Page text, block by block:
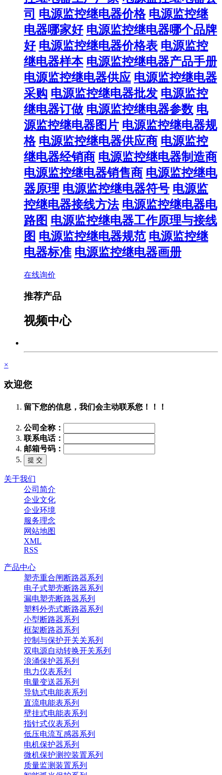
司 电源监控继电器价格 电源监控继
电器哪家好 电源监控继电器哪个品牌
好 电源监控继电器价格表 电源监控
继电器样本 电源监控继电器产品手册
电源监控继电器供应 电源监控继电器
采购 电源监控继电器批发 电源监控
继电器订做 电源监控继电器参数 电
源监控继电器图片 电源监控继电器规
格 电源监控继电器供应商 电源监控
继电器经销商 电源监控继电器制造商
电源监控继电器销售商 电源监控继电
器原理 电源监控继电器符号 电源监
控继电器接线方法 电源监控继电器电
路图 电源监控继电器工作原理与接线
图 电源监控继电器规范 电源监控继
电器标准 电源监控继电器画册
在线询价
推荐产品
视频中心
×
欢迎您
留下您的信息，我们会主动联系您！！！
公司全称：
联系电话：
邮箱号码：
关于我们
公司简介
企业文化
企业环境
服务理念
网站地图
XML
RSS
产品中心
塑壳重合闸断路器系列
电子式塑壳断路器系列
漏电塑壳断路器系列
塑料外壳式断路器系列
小型断路器系列
框架断路器系列
控制与保护开关关系列
双电源自动转换开关系列
浪涌保护器系列
电力仪表系列
电量变送器系列
导轨式电能表系列
直流电能表系列
壁挂式电能表系列
指针式仪表系列
低压电流互感器系列
电机保护器系列
微机保护测控装置系列
质量监测装置系列